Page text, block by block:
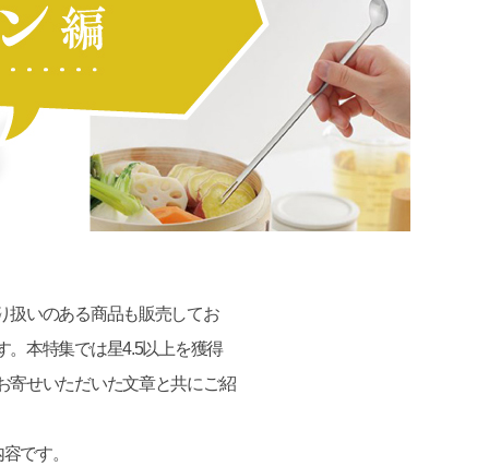
扱いのある商品も販売してお
。本特集では星4.5以上を獲得
寄せいただいた文章と共にご紹
です。